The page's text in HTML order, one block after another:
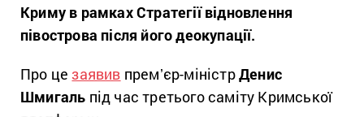
Криму в рамках Стратегії відновлення
півострова після його деокупації.
Про цезаявив премʼєр-міністрДенис
Шмигаль під час третього саміту Кримської